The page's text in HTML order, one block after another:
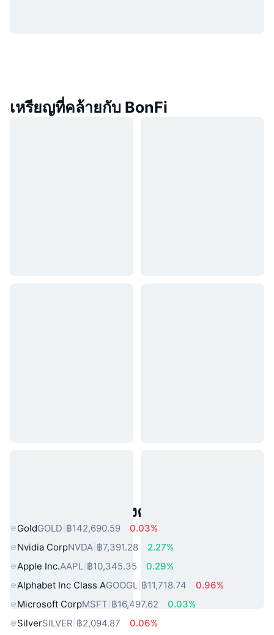
เหรียญที่คล้ายกับ BonFi
สินทรัพย์ในโลกแห่งความจริงยอดนิยม
GoldGOLD ฿142,690.59
0.03%
Nvidia CorpNVDA ฿7,391.28
2.27%
Apple Inc.AAPL ฿10,345.35
0.29%
Alphabet Inc Class AGOOGL ฿11,718.74
0.96%
Microsoft CorpMSFT ฿16,497.62
0.03%
SilverSILVER ฿2,094.87
0.06%